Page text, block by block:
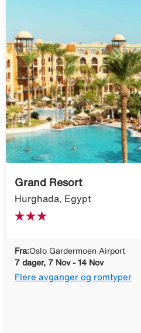
Grand Resort
Hurghada, Egypt
Fra:Oslo Gardermoen Airport
7 dager, 7 Nov - 14 Nov
Flere avganger og romtyper